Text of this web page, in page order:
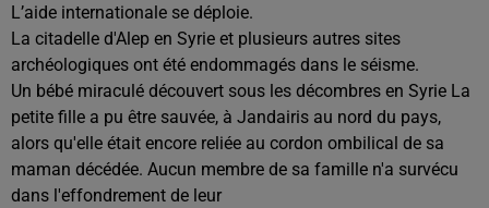
L’aide internationale se déploie.
La citadelle d'Alep en Syrie et plusieurs autres sites
archéologiques ont été endommagés dans le séisme.
Un bébé miraculé découvert sous les décombres en Syrie La
petite fille a pu être sauvée, à Jandairis au nord du pays,
alors qu'elle était encore reliée au cordon ombilical de sa
maman décédée. Aucun membre de sa famille n'a survécu
dans l'effondrement de leur